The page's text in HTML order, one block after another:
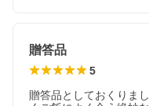
贈答品
5
贈答品としておくりま